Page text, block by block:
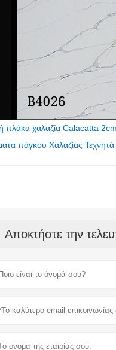
πλάκα χαλαζία Calacatta
πάγκου Χαλαζίας
Αποκτήστε την